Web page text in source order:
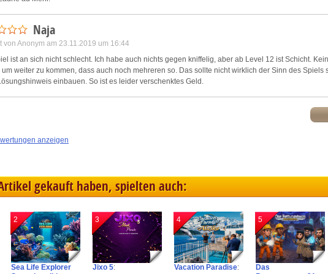
Naja
von Anonym am 23.11.2019 um 16:44
ist an sich nicht schlecht. Ich habe auch nichts gegen kniffelig, aber ab Level 12 ist Schicht.
um weiter zu kommen, dass auch noch mehreren so. Das sollte nicht wirklich der Sinn des Spiels
einbauen. So ist es leider verschenktes Geld.
anzeigen
gekauft haben, spielten auch:
2
Sea Life Explorer
3
Jixo 5:
4
Vacation Paradise:
5
Das